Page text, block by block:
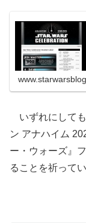
いずれにしても
ン アナハイム
ー・ウォーズ』
ることを祈ってい